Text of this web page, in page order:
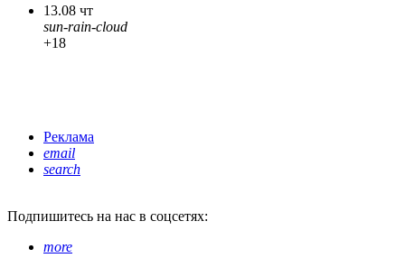
13.08 чт
sun-rain-cloud
+18
Реклама
email
search
Подпишитесь на нас в соцсетях:
more